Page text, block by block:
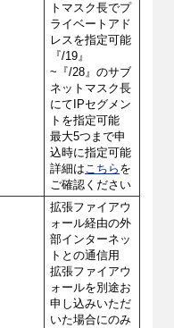
トマスク長でプ
ライベートアド
レスを指定可能
『/19』
~『/28』のサブ
ネットマスク長
にてIPセグメン
トを指定可能
最大5つまで申
込時に指定可能
詳細はこちら を
ご確認ください
拡張ファイアウ
ォール経由の外
部インターネッ
トとの通信用
拡張ファイアウ
ォールを別途お
申し込みいただ
いた場合にのみ